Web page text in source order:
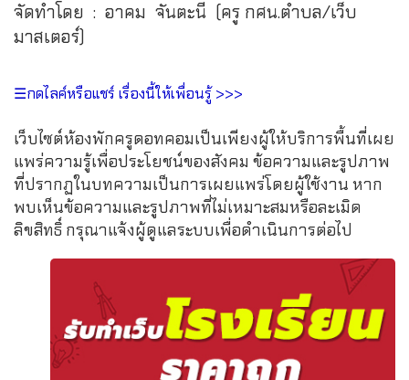
จัดทำโดย : อาคม จันตะนี (ครู กศน.ตำบล/เว็บ
มาสเตอร์)
☰กดไลค์หรือแชร์ เรื่องนี้ให้เพื่อนรู้ >>>
เว็บไซต์ห้องพักครูดอทคอมเป็นเพียงผู้ให้บริการพื้นที่เผย
แพร่ความรู้เพื่อประโยชน์ของสังคม ข้อความและรูปภาพ
ที่ปรากฏในบทความเป็นการเผยแพร่โดยผู้ใช้งาน หาก
พบเห็นข้อความและรูปภาพที่ไม่เหมาะสมหรือละเมิด
ลิขสิทธิ์ กรุณาแจ้งผู้ดูแลระบบเพื่อดำเนินการต่อไป